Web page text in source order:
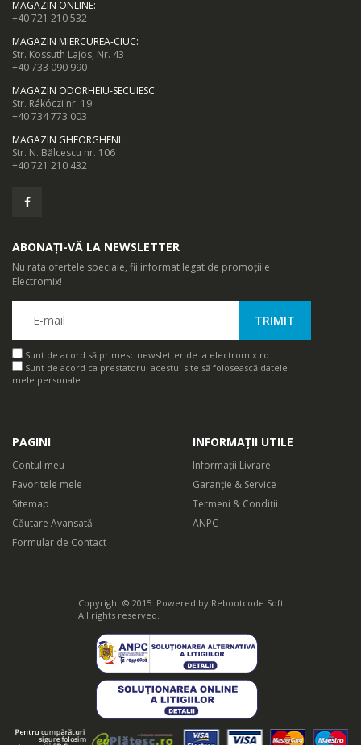
MAGAZIN ONLINE:
+40 721 210 532
MAGAZIN MIERCUREA-CIUC:
Str. Kossuth Lajos, Nr. 43
+40 733 090 990
MAGAZIN ODORHEIU-SECUIESC:
Str. Rákóczi nr. 19
+40 734 773 003
MAGAZIN GHEORGHENI:
Str. N. Bălcescu nr. 106
+40 721 210 432
ABONAȚI-VĂ LA NEWSLETTER
Nu rata ofertele speciale, fii informat legat de promoțiile
Electromix!
Sunt de acord să primesc newsletter de la electromix.ro
Sunt de acord ca prestatorul acestui site să folosească datele
mele personale.
PAGINI
Contul meu
Favoritele mele
Sitemap
Căutare Avansată
Formular de Contact
INFORMAȚII UTILE
Informații Livrare
Garanție & Service
Termeni & Condiții
ANPC
Copyright © 2015. Powered by Rebootcode Soft
All rights reserved.